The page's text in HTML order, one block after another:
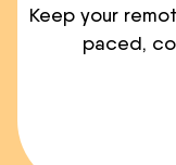
Keep your
paced,